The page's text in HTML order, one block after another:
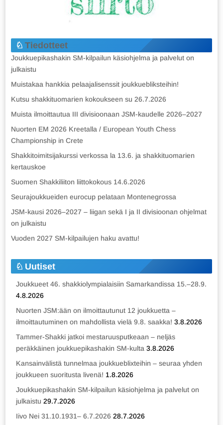
Tiedotteet
Joukkuepikashakin SM-kilpailun käsiohjelma ja palvelut on
julkaistu
Muistakaa hankkia pelaajalisenssit joukkuebliksteihin!
Kutsu shakkituomarien kokoukseen su 26.7.2026
Muista ilmoittautua III divisioonaan JSM-kaudelle 2026–2027
Nuorten EM 2026 Kreetalla / European Youth Chess
Championship in Crete
Shakkitoimitsijakurssi verkossa la 13.6. ja shakkituomarien
kertauskoe
Suomen Shakkiliiton liittokokous 14.6.2026
Seurajoukkueiden eurocup pelataan Montenegrossa
JSM-kausi 2026–2027 – liigan sekä I ja II divisioonan ohjelmat
on julkaistu
Vuoden 2027 SM-kilpailujen haku avattu!
Uutiset
Joukkueet 46. shakkiolympialaisiin Samarkandissa 15.–28.9.
4.8.2026
Nuorten JSM:ään on ilmoittautunut 12 joukkuetta –
ilmoittautuminen on mahdollista vielä 9.8. saakka! 3.8.2026
Tammer-Shakki jatkoi mestaruusputkeaan – neljäs
peräkkäinen joukkuepikashakin SM-kulta 3.8.2026
Kansainvälistä tunnelmaa joukkueblixteihin – seuraa yhden
joukkueen suoritusta livenä! 1.8.2026
Joukkuepikashakin SM-kilpailun käsiohjelma ja palvelut on
julkaistu 29.7.2026
Iivo Nei 31.10.1931– 6.7.2026 28.7.2026